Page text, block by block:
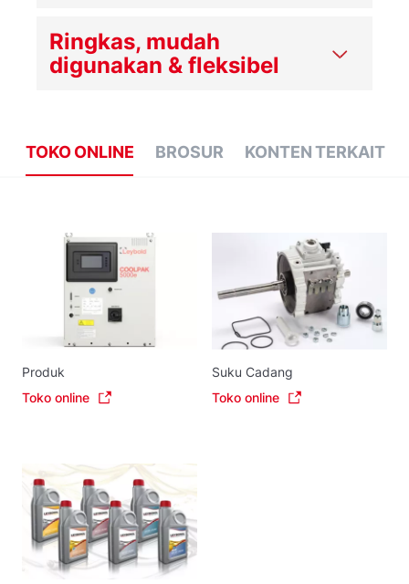
Ringkas, mudah
digunakan & fleksibel
TOKO ONLINE BROSUR KONTEN TERKAIT
Produk
Toko online
Suku Cadang
Toko online